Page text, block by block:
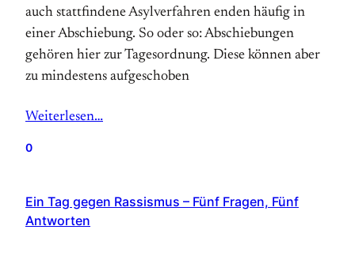
auch stattfindene Asylverfahren enden häufig in
einer Abschiebung. So oder so: Abschiebungen
gehören hier zur Tagesordnung. Diese können aber
zu mindestens aufgeschoben
Weiterlesen…
0
Ein Tag gegen Rassismus – Fünf Fragen, Fünf
Antworten